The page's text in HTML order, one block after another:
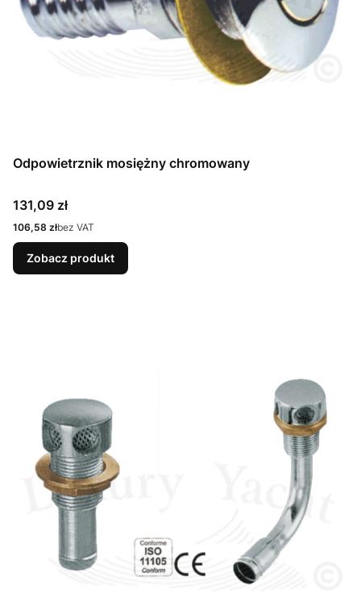
Odpowietrznik mosiężny chromowany
Cena
131,09 zł
Cena
106,58 złbez VAT
Zobacz produkt